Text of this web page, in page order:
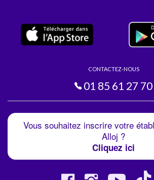
CONTACTEZ-NOUS
01 85 61 27 70
Vous souhaitez inscrire votre
Alloj ?
Cliquez ici